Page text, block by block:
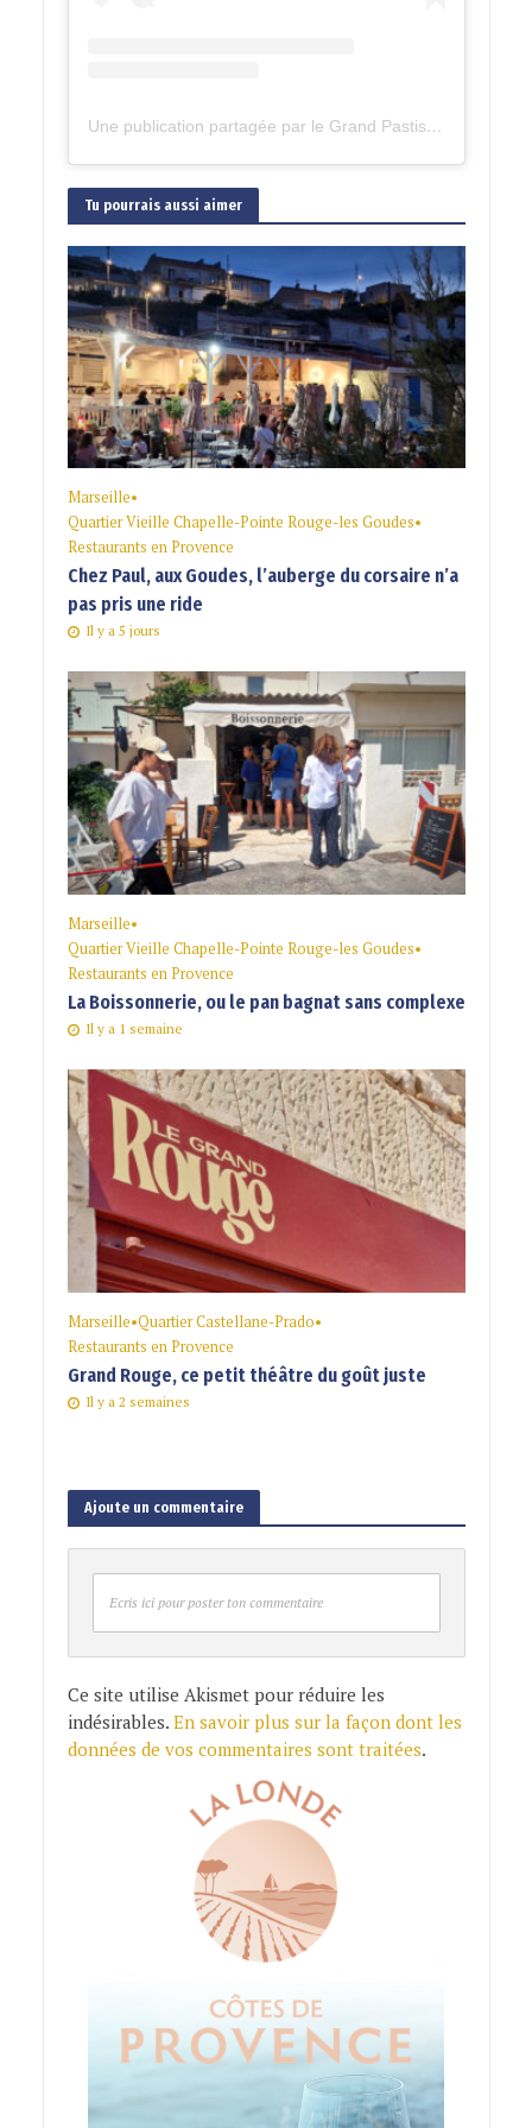
Une publication partagée par le Grand Pastis 2023 (@legrandpastis)
Tu pourrais aussi aimer
Marseille•
Quartier Vieille Chapelle-Pointe Rouge-les Goudes•
Restaurants en Provence
Chez Paul, aux Goudes, l’auberge du corsaire n’a
pas pris une ride
Il y a 5 jours
Marseille•
Quartier Vieille Chapelle-Pointe Rouge-les Goudes•
Restaurants en Provence
La Boissonnerie, ou le pan bagnat sans complexe
Il y a 1 semaine
Marseille•Quartier Castellane-Prado•
Restaurants en Provence
Grand Rouge, ce petit théâtre du goût juste
Il y a 2 semaines
Ajoute un commentaire
Ecris ici pour poster ton commentaire
Ce site utilise Akismet pour réduire les
indésirables. En savoir plus sur la façon dont les
données de vos commentaires sont traitées.